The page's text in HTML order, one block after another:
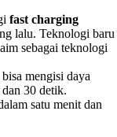
fast charging
lalu. Teknologi baru
sebagai teknologi
mengisi daya
30 detik.
satu menit dan